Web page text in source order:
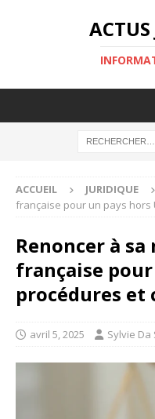
ACCUEIL JURIDIQUE
française pour un pays hors
Renoncer à
française pour
procédures et
avril 5, 2025 Sylvie Da